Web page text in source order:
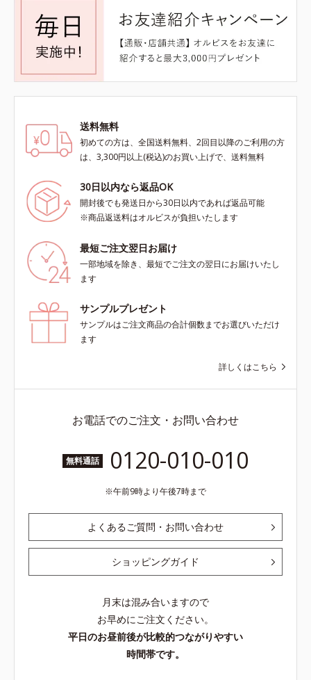
送料無料
初めての方は、全国送料無料、2回目以降のご利用の方
は、3,300円以上(税込)のお買い上げで、送料無料
30日以内なら返品OK
開封後でも発送日から30日以内であれば返品可能
※商品返送料はオルビスが負担いたします
最短ご注文翌日お届け
一部地域を除き、最短でご注文の翌日にお届けいたし
ます
サンプルプレゼント
サンプルはご注文商品の合計個数までお選びいただけ
ます
詳しくはこちら
お電話でのご注文・お問い合わせ
無料通話 0120-010-010
午前9時より午後7時まで
よくあるご質問・お問い合わせ
ショッピングガイド
月末は混み合いますので
お早めにご注文ください。
平日のお昼前後が比較的つながりやすい
時間帯です。